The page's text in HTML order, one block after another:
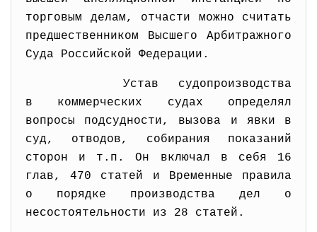
торговым делам, отчасти можно считать
предшественником Высшего Арбитражного
Суда Российской Федерации.
Устав судопроизводства
в коммерческих судах определял
вопросы подсудности, вызова и явки в
суд, отводов, собирания показаний
сторон и т.п. Он включал в себя 16
глав, 470 статей и Временные правила
о порядке производства дел о
несостоятельности из 28 статей.